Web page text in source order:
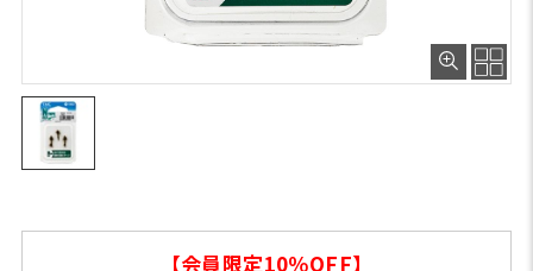
【会員限定10％OFF】